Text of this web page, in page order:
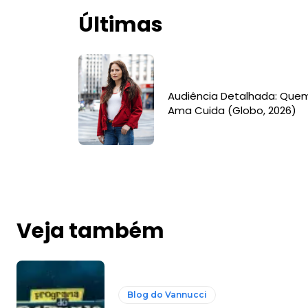
Últimas
Audiência Detalhada:
Ama Cuida (Globo, 2026)
Veja também
Blog do Vannucci